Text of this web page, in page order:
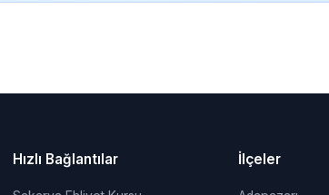
Hızlı Bağlantılar İlçeler